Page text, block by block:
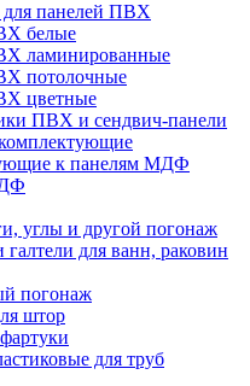
панелей ПВХ
белые
ламинированные
потолочные
цветные
ПВХ и сендвич-панели
к панелям МДФ
углы и другой погонаж
для ванн, раковин
погонаж
штор
для труб